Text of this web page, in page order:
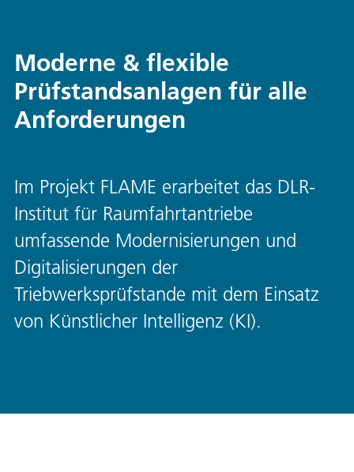
Moderne & flexible
Prüfstandsanlagen für alle
Anforderungen
Im Projekt FLAME erarbeitet das DLR-
Institut für Raumfahrtantriebe
umfassende Modernisierungen und
Digitalisierungen der
Triebwerksprüfstande mit dem Einsatz
von Künstlicher Intelligenz (KI).